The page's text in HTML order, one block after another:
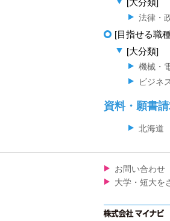
[大分類]
法律・
[目指せる職
[大分類]
機械・
ビジネ
資料・願書
北海道
お問い合わせ
大学・短大を